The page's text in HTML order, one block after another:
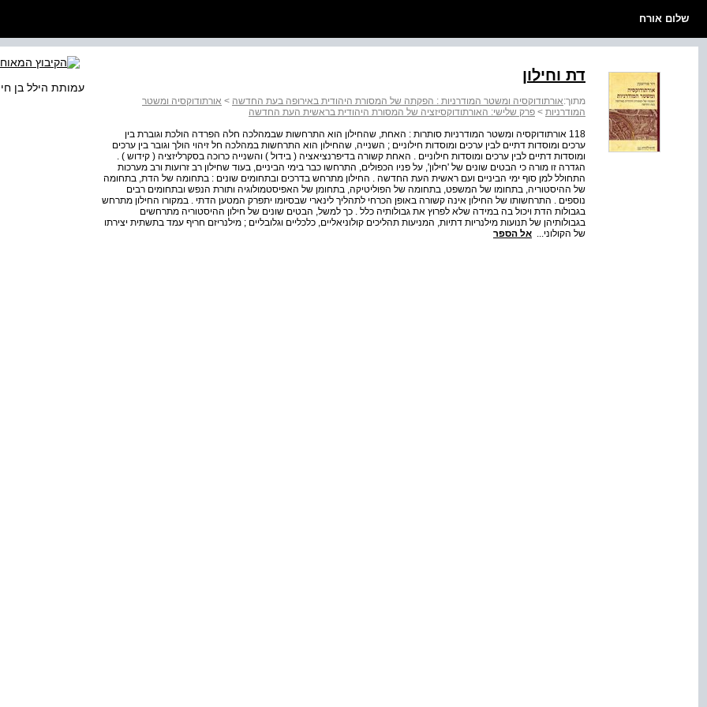
שלום אורח
דת וחילון
מתוך:אורתודוקסיה ומשטר המודרניות : הפקתה של המסורת היהודית באירופה בעת החדשה > אורתודוקסיה ומשטר
המודרניות > פרק שלישי: האורתודוקסיזציה של המסורת היהודית בראשית העת החדשה
118 אורתודוקסיה ומשטר המודרניות סותרות : האחת, שהחילון הוא התרחשות שבמהלכה חלה הפרדה הולכת וגוברת בין
ערכים ומוסדות דתיים לבין ערכים ומוסדות חילוניים ; השנייה, שהחילון הוא התרחשות במהלכה חל זיהוי הולך וגובר בין ערכים
ומוסדות דתיים לבין ערכים ומוסדות חילוניים . האחת קשורה בדיפרנציאציה ( בידול ) והשנייה כרוכה בסקרליזציה ( קידוש ) .
הגדרה זו מורה כי הבטים שונים של 'חילון', על פניו הכפולים, התרחשו כבר בימי הביניים, בעוד שחילון רב זרועות ורב מערכות
התחולל למן סוף ימי הביניים ועם ראשית העת החדשה . החילון מתרחש בדרכים ובתחומים שונים : בתחומה של הדת, בתחומה
של ההיסטוריה, בתחומו של המשפט, בתחומה של הפוליטיקה, בתחומן של האפיסטמולוגיה ותורת הנפש ובתחומים רבים
נוספים . התרחשותו של החילון אינה קשורה באופן הכרחי לתהליך לינארי שבסיומו יתפרק המטען הדתי . במקורו החילון מתרחש
בגבולות הדת ויכול בה במידה שלא לפרוץ את גבולותיה כלל . כך למשל, הבטים שונים של חילון ההיסטוריה מתרחשים
בגבולותיהן של תנועות מילנריות דתיות, המניעות תהליכים קולוניאליים, כלכליים וגלובליים ; מילנריזם חריף עמד בתשתית יצירתו
של הקולוני... אל הספר
עמותת הילל בן